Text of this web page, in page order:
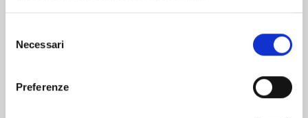
delNecessari
Preferenze